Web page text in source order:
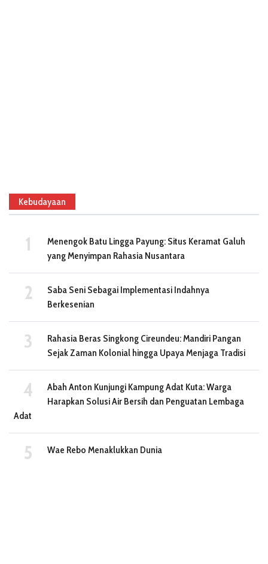
Kebudayaan
Menengok Batu Lingga Payung: Situs Keramat Galuh
yang Menyimpan Rahasia Nusantara
Saba Seni Sebagai Implementasi Indahnya
Berkesenian
Rahasia Beras Singkong Cireundeu: Mandiri Pangan
Sejak Zaman Kolonial hingga Upaya Menjaga Tradisi
Abah Anton Kunjungi Kampung Adat Kuta: Warga
Harapkan Solusi Air Bersih dan Penguatan Lembaga
Adat
Wae Rebo Menaklukkan Dunia